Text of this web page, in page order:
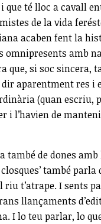
té lloc a cavall
de la vida
acaben fent la
amb
si soc sincera,
aparentment res
(quan
l’havien de
de dones
també
t’atrape. I sents
llançaments
lo teu parlar, lo